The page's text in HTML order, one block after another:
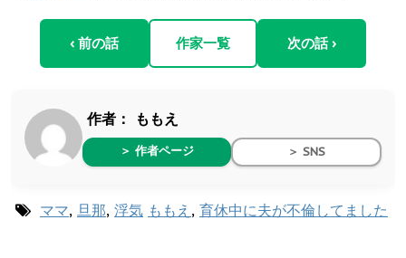
‹ 前の話 作家一覧 次の話 ›
作者： ももえ
＞ 作者ページ ＞ SNS
ママ, 旦那, 浮気 ももえ , 育休中に夫が不倫してました